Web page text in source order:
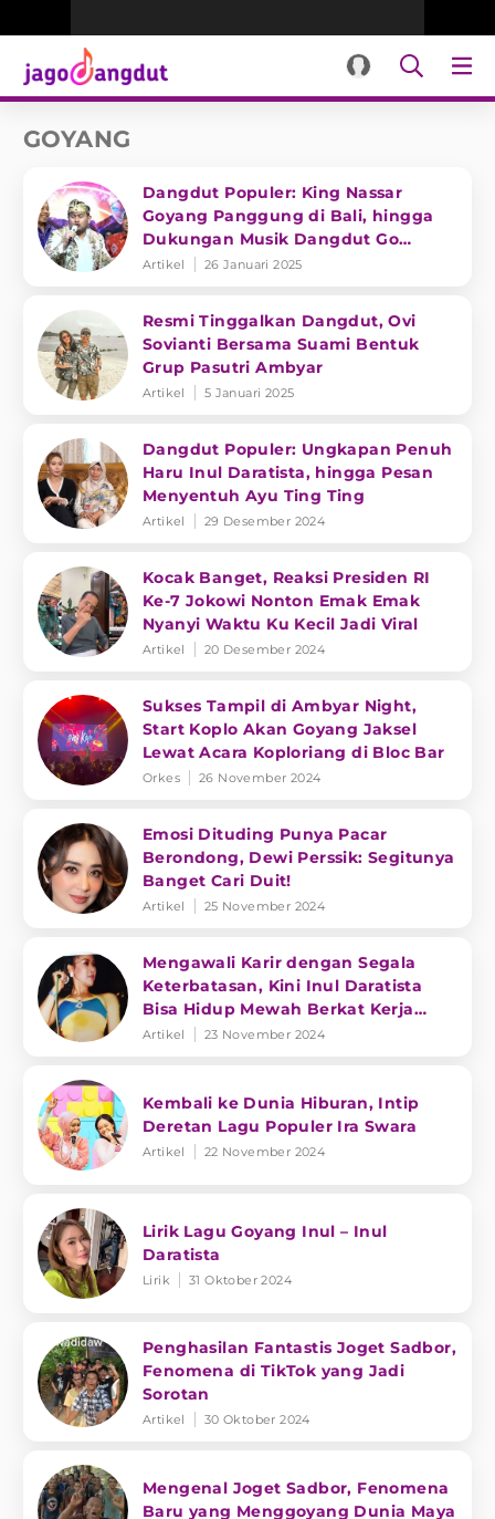
GOYANG
Dangdut Populer: King Nassar
Goyang Panggung di Bali, hingga
Dukungan Musik Dangdut Go
Internasional
Artikel 26 Januari 2025
Resmi Tinggalkan Dangdut, Ovi
Sovianti Bersama Suami Bentuk
Grup Pasutri Ambyar
Artikel 5 Januari 2025
Dangdut Populer: Ungkapan Penuh
Haru Inul Daratista, hingga Pesan
Menyentuh Ayu Ting Ting
Artikel 29 Desember 2024
Kocak Banget, Reaksi Presiden RI
Ke-7 Jokowi Nonton Emak Emak
Nyanyi Waktu Ku Kecil Jadi Viral
Artikel 20 Desember 2024
Sukses Tampil di Ambyar Night,
Start Koplo Akan Goyang Jaksel
Lewat Acara Koploriang di Bloc Bar
Orkes 26 November 2024
Emosi Dituding Punya Pacar
Berondong, Dewi Perssik: Segitunya
Banget Cari Duit!
Artikel 25 November 2024
Mengawali Karir dengan Segala
Keterbatasan, Kini Inul Daratista
Bisa Hidup Mewah Berkat Kerja
Keras
Artikel 23 November 2024
Kembali ke Dunia Hiburan, Intip
Deretan Lagu Populer Ira Swara
Artikel 22 November 2024
Lirik Lagu Goyang Inul – Inul
Daratista
Lirik 31 Oktober 2024
Penghasilan Fantastis Joget Sadbor,
Fenomena di TikTok yang Jadi
Sorotan
Artikel 30 Oktober 2024
Mengenal Joget Sadbor, Fenomena
Baru yang Menggoyang Dunia Maya